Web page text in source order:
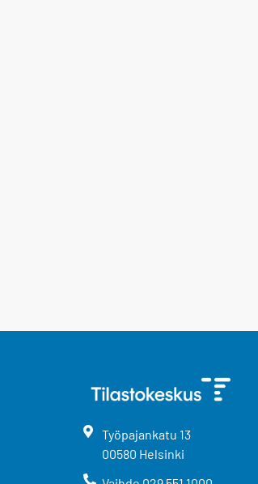
Työpajankatu 13
00580 Helsinki